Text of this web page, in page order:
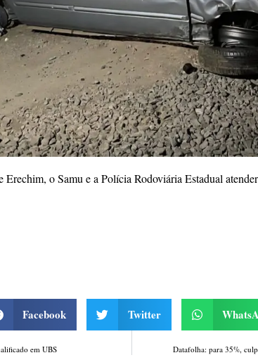
o Samu e a Polícia Rodoviária Estadual
Facebook Twitter
em UBS Datafolha: para 35%,